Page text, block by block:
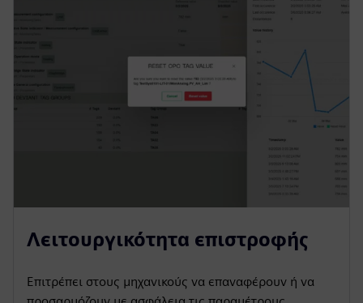
Λειτουργικότητα επιστροφής
Επιτρέπει στους μηχανικούς να επαναφέρουν ή να